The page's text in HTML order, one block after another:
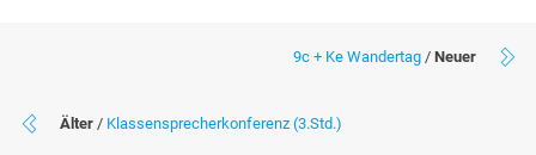
9c + Ke Wandertag / Neuer
Älter / Klassensprecherkonferenz (3.Std.)